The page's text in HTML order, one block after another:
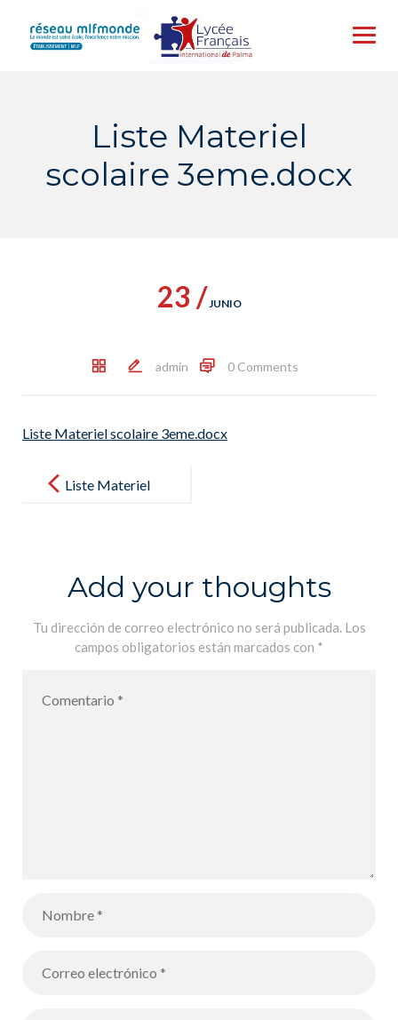
content
Liste Materiel
scolaire 3eme.docx
23 /JUNIO
admin 0 Comments
Liste Materiel scolaire 3eme.docx
navigationListe Materiel
Add your thoughts
Tu dirección de correo electrónico no será publicada. Los
campos obligatorios están marcados con *